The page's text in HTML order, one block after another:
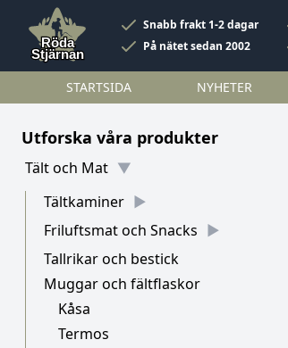
Snabb frakt 1-2 dagar
På nätet sedan 2002
STARTSIDA NYHETER
Utforska våra produkter
Tält och Mat
Tältkaminer
Friluftsmat och Snacks
Tallrikar och bestick
Muggar och fältflaskor
Kåsa
Termos